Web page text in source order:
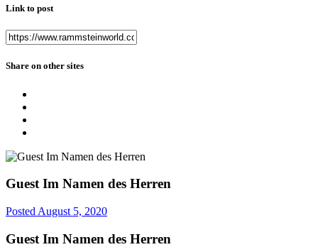
Link to post
Share on other sites
Guest Im Namen des Herren
Posted August 5, 2020
Guest Im Namen des Herren